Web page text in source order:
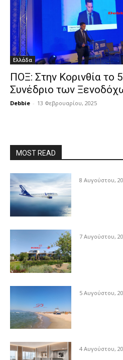
Ελλάδα
ΠΟΞ: Στην Κορινθία το
Συνέδριο των
Debbie - 13 Φεβρουαρίου, 2025
MOST READ
8 Αυγούστου,
7 Αυγούστου,
5 Αυγούστου,
4 Αυγούστου,